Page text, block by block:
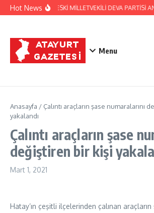
İçeriğe atla
Hot NewsHATAY ESKİ MİLLETVEKİLİ DEVA PARTİSİ
Menu
Anasayfa / Çalıntı araçların şase numaralarını
yakalandı
Çalıntı araçların şase
değiştiren bir kişi
Mart 1, 2021
Hatay’ın çeşitli ilçelerinden çalınan